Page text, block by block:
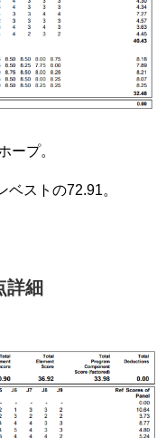
ープ。
ストの72.91。
細